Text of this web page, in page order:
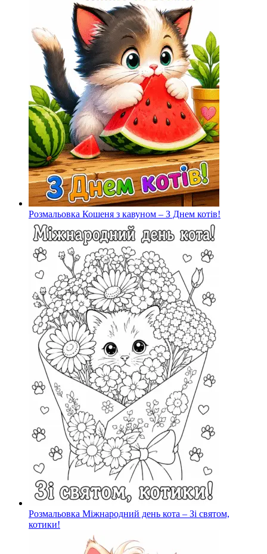
Розмальовка Кошеня з кавуном – З Днем котів!
Розмальовка Міжнародний день кота – Зі святом,
котики!